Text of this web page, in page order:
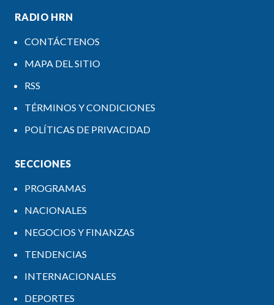
RADIO HRN
CONTÁCTENOS
MAPA DEL SITIO
RSS
TÉRMINOS Y CONDICIONES
POLÍTICAS DE PRIVACIDAD
SECCIONES
PROGRAMAS
NACIONALES
NEGOCIOS Y FINANZAS
TENDENCIAS
INTERNACIONALES
DEPORTES